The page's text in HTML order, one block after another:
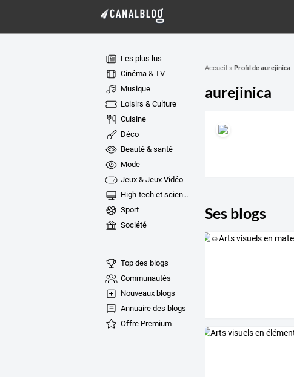
Les plus lus
Cinéma & TV
Musique
Loisirs & Culture
Cuisine
Déco
Beauté & santé
Mode
Jeux & Jeux Vidéo
High-tech et sciences
Sport
Société
Top des blogs
Communautés
Nouveaux blogs
Annuaire des blogs
Offre Premium
Accueil » Profil de aurejinica
aurejinica
Ses blogs